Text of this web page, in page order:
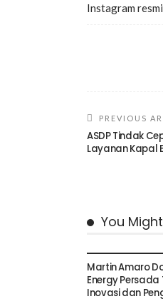
Instagram
PREVIOUS
ASDP Tindak
Layanan Kapal
You
Martin Amaro
Energy
Inovasi dan